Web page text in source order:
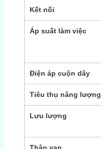
Kết nối
Áp suất làm việc
Điện áp cuộn dây
Tiêu thụ năng lượng
Lưu lượng